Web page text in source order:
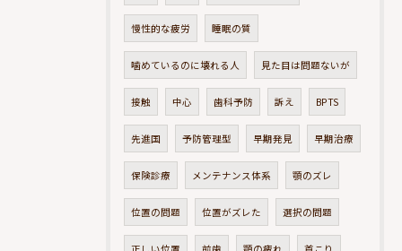
慢性的な疲労 睡眠の質
噛めているのに壊れる人 見た目は問題ないが
接触 中心 歯科予防 訴え BPTS
先進国 予防管理型 早期発見 早期治療
保険診療 メンテナンス体系 顎のズレ
位置の問題 位置がズレた 選択の問題